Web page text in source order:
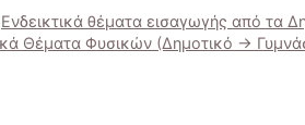
Ενδεικτικά θέματα εισαγωγής από τα
Θέματα Φυσικών (Δημοτικό ->